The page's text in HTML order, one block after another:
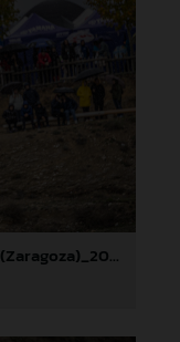
Gerard Congost_CE_MX_Calatayud (Zaragoza)_2024